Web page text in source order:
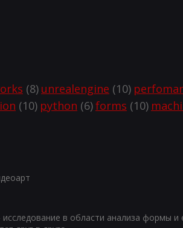
(8) unrealengine (10)
(10) python (6)forms (10)
в области анализа формы